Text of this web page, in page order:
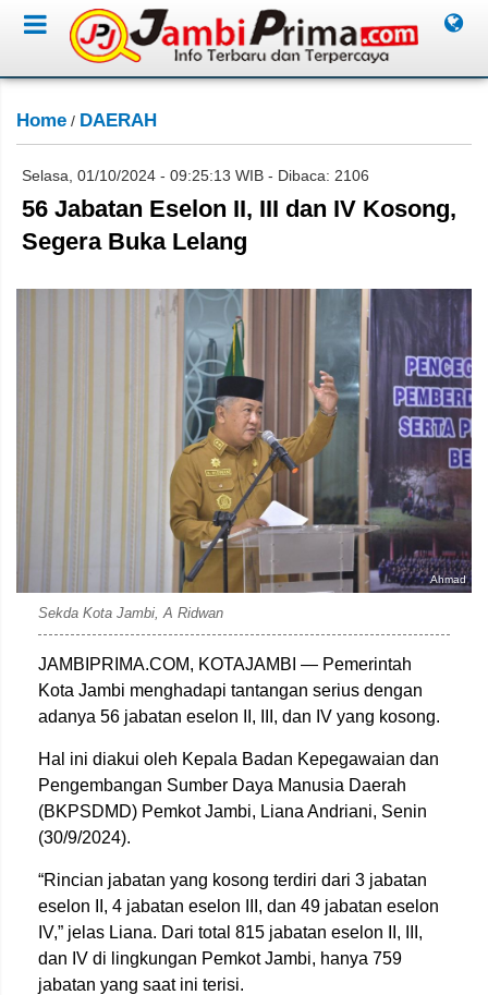
Home / DAERAH
Selasa, 01/10/2024 - 09:25:13 WIB - Dibaca: 2106
56 Jabatan Eselon II, III dan IV Kosong,
Segera Buka Lelang
Ahmad
Sekda Kota Jambi, A Ridwan
JAMBIPRIMA.COM, KOTAJAMBI — Pemerintah
Kota Jambi menghadapi tantangan serius dengan
adanya 56 jabatan eselon II, III, dan IV yang kosong.
Hal ini diakui oleh Kepala Badan Kepegawaian dan
Pengembangan Sumber Daya Manusia Daerah
(BKPSDMD) Pemkot Jambi, Liana Andriani, Senin
(30/9/2024).
“Rincian jabatan yang kosong terdiri dari 3 jabatan
eselon II, 4 jabatan eselon III, dan 49 jabatan eselon
IV,” jelas Liana. Dari total 815 jabatan eselon II, III,
dan IV di lingkungan Pemkot Jambi, hanya 759
jabatan yang saat ini terisi.